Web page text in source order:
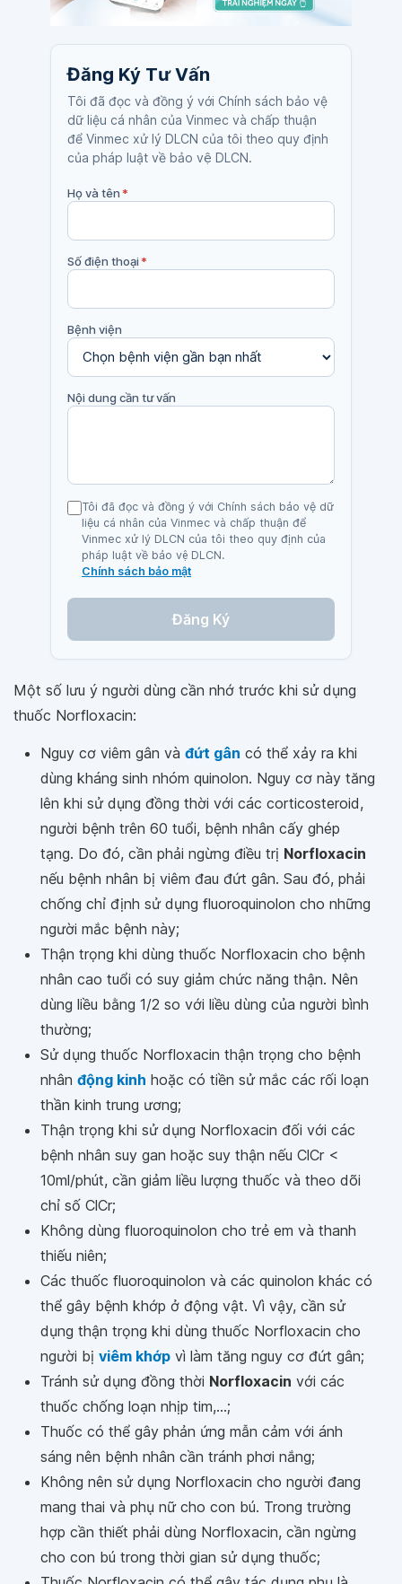
Đăng Ký Tư Vấn
Tôi đã đọc và đồng ý với Chính sách bảo vệ
dữ liệu cá nhân của Vinmec và chấp thuận
để Vinmec xử lý DLCN của tôi theo quy định
của pháp luật về bảo vệ DLCN.
Họ và tên*
Số điện thoại*
Bệnh viện
Nội dung cần tư vấn
Tôi đã đọc và đồng ý với Chính sách bảo vệ dữ
liệu cá nhân của Vinmec và chấp thuận để
Vinmec xử lý DLCN của tôi theo quy định của
pháp luật về bảo vệ DLCN.
Chính sách bảo mật
Đăng Ký
Một số lưu ý người dùng cần nhớ trước khi sử dụng
thuốc Norfloxacin:
Nguy cơ viêm gân và đứt gân có thể xảy ra khi
dùng kháng sinh nhóm quinolon. Nguy cơ này tăng
lên khi sử dụng đồng thời với các corticosteroid,
người bệnh trên 60 tuổi, bệnh nhân cấy ghép
tạng. Do đó, cần phải ngừng điều trị Norfloxacin
nếu bệnh nhân bị viêm đau đứt gân. Sau đó, phải
chống chỉ định sử dụng fluoroquinolon cho những
người mắc bệnh này;
Thận trọng khi dùng thuốc Norfloxacin cho bệnh
nhân cao tuổi có suy giảm chức năng thận. Nên
dùng liều bằng 1/2 so với liều dùng của người bình
thường;
Sử dụng thuốc Norfloxacin thận trọng cho bệnh
nhân động kinh hoặc có tiền sử mắc các rối loạn
thần kinh trung ương;
Thận trọng khi sử dụng Norfloxacin đối với các
bệnh nhân suy gan hoặc suy thận nếu ClCr <
10ml/phút, cần giảm liều lượng thuốc và theo dõi
chỉ số ClCr;
Không dùng fluoroquinolon cho trẻ em và thanh
thiếu niên;
Các thuốc fluoroquinolon và các quinolon khác có
thể gây bệnh khớp ở động vật. Vì vậy, cần sử
dụng thận trọng khi dùng thuốc Norfloxacin cho
người bị viêm khớp vì làm tăng nguy cơ đứt gân;
Tránh sử dụng đồng thời Norfloxacin với các
thuốc chống loạn nhịp tim,...;
Thuốc có thể gây phản ứng mẫn cảm với ánh
sáng nên bệnh nhân cần tránh phơi nắng;
Không nên sử dụng Norfloxacin cho người đang
mang thai và phụ nữ cho con bú. Trong trường
hợp cần thiết phải dùng Norfloxacin, cần ngừng
cho con bú trong thời gian sử dụng thuốc;